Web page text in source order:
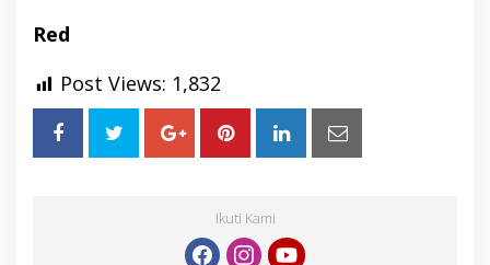
Red
Post Views: 1,832
Ikuti Kami